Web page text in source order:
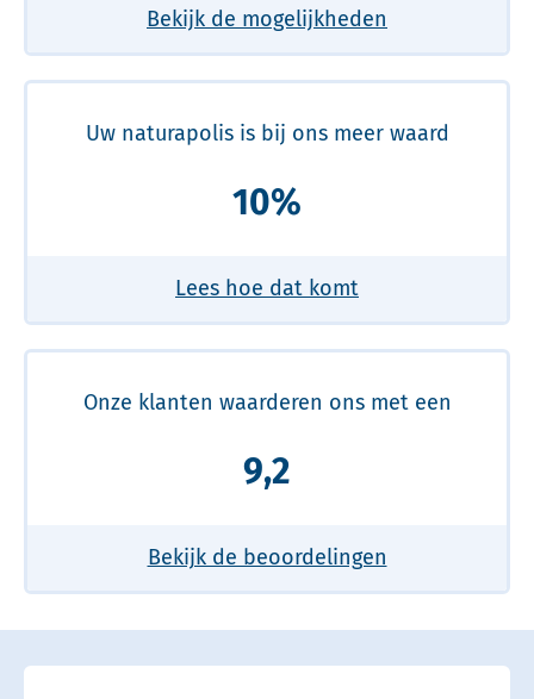
Bekijk de mogelijkheden
Uw naturapolis is bij ons meer waard
10%
Lees hoe dat komt
Onze klanten waarderen ons met een
9,2
Bekijk de beoordelingen